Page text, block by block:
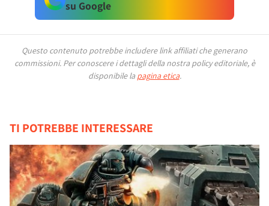
su Google
Questo contenuto potrebbe includere link affiliati che generano
commissioni. Per conoscere i dettagli della nostra policy editoriale, è
disponibile la pagina etica.
TI POTREBBE INTERESSARE